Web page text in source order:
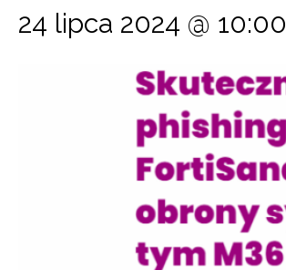
24 lipca 2024 @ 10:00